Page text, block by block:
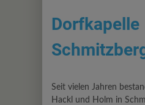
Dorfkapelle
Seit vielen Jahren
Hackl und Holm in